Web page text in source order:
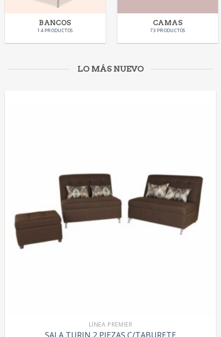
BANCOS
14 PRODUCTOS
CAMAS
73 PRODUCTOS
LO MÁS NUEVO
LÍNEA PREMIER